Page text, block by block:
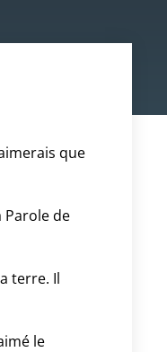
que
Parole de
terre. Il
le